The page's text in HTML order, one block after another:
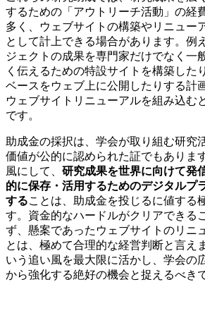
するための「アウトリーチ活動」の経
多く、ウェブサイトの構築やリニュー
として計上できる場合があります。例
ジェクトの成果を専門家だけでなく一
く伝えるための特設サイトを構築した
ベースをウェブ上に公開したりする計
ウェブサイトリニューアルを組み込む
です。
助成金の採択は、学会が取り組む研究
価値が公的に認められた証でもありま
風にして、 研究成果を世界に向けて発
的に保存・活用するためのデジタルプ
することは、助成金を投じるに値する
す。資金的なハードルがクリアできる
ず、懸案であったウェブサイトのリニ
とは、極めて合理的な経営判断と言え
いう追い風を最大限に活かし、学会の
から強化する絶好の機会と捉えるべき